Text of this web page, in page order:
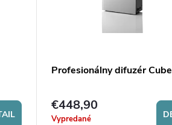
Profesionálny difuzér Cube
€448,90
Vypredané